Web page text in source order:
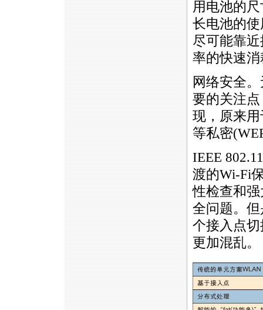
用电池的
长电池的
尽可能靠
率的快速
网络安全
要的关注
现，原来
等私密
IEEE
渡的Wi-Fi
性检查和
全问题。
个接入点
更加混乱。